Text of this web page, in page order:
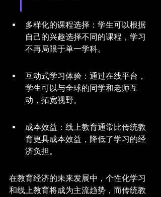
多样化的课程选择：学生可以根据
自己的兴趣选择不同的课程，学习
不再局限于单一学科。
互动式学习体验：通过在线平台，
学生可以与全球的同学和老师互
动，拓宽视野。
成本效益：线上教育通常比传统教
育更具成本效益，降低了学习的经
济负担。
在教育经济的未来发展中，个性化学习
和线上教育将成为主流趋势，而传统教